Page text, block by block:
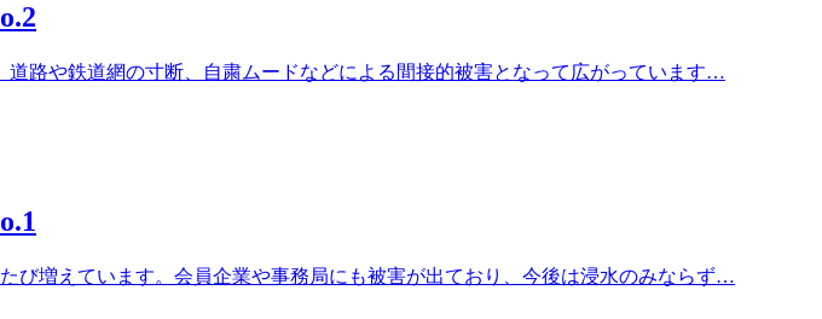
路や鉄道網の寸断、自粛ムードなどによる間接的被害となって広がっています…
び増えています。会員企業や事務局にも被害が出ており、今後は浸水のみならず…